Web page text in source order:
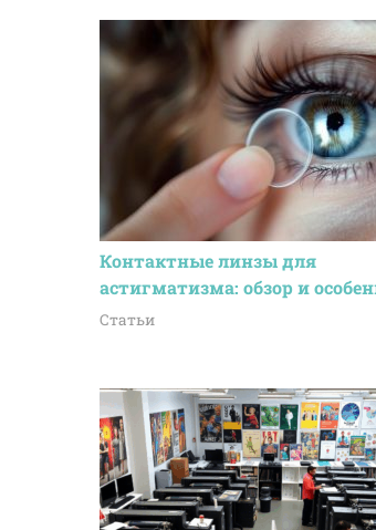
Контактные линзы для
астигматизма: обзор и
Статьи